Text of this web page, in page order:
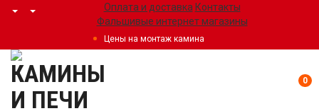
Оплата и доставка Контакты
Фальшивые интернет магазины
Цены на монтаж камина
0